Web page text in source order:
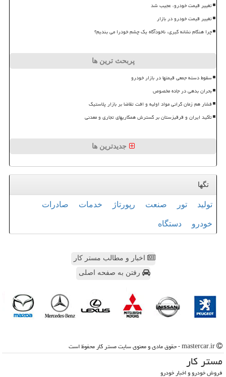
تغییر قیمت خودرو، عجیب شد
تغییر قیمت خودرو در بازار
چرا هنگام نشانه گیری، ناخودآگاه یک چشم خودرا می بندیم؟
پربحث ترین ها
سقوط دسته جمعی قیمتها در بازار خودرو
بحران بدهی در جاده مخصوص
فشار هم زمان گرانی مواد اولیه و افت تقاضا بر بازار پلاستیک
تأکید ایران و قرقیزستان بر گسترش همکاریهای تجاری و معدنی
جدیدترین ها
تگها
تولید تور صنعت رپورتاژ خدمات صادرات
خودرو دستگاه
اخبار و مطالب مستر کار
رفتن به صفحه اصلی
مستر كار
فروش خودرو و اخبار خودرو